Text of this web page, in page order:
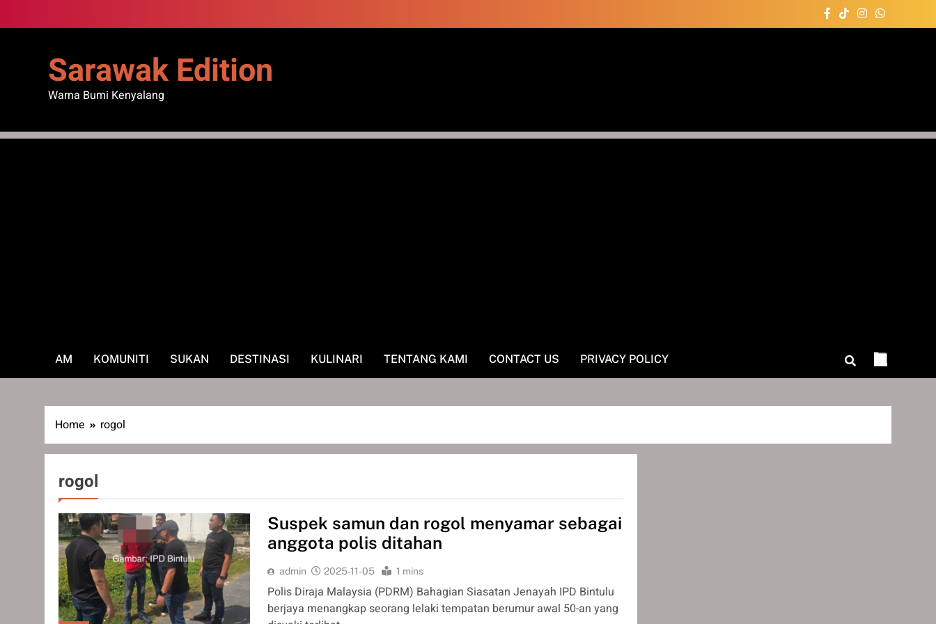
to
Sarawak Edition
Warna Bumi Kenyalang
AM KOMUNITI SUKAN DESTINASI KULINARI TENTANG KAMI CONTACT US PRIVACY POLICY
Home rogol
rogol
Suspek samun dan rogol menyamar sebagai
anggota polis ditahan
admin 2025-11-05 1 mins
Polis Diraja Malaysia (PDRM) Bahagian Siasatan Jenayah IPD Bintulu
berjaya menangkap seorang lelaki tempatan berumur awal 50-an yang